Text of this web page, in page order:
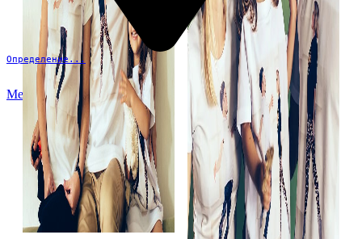
Определение...
Меню